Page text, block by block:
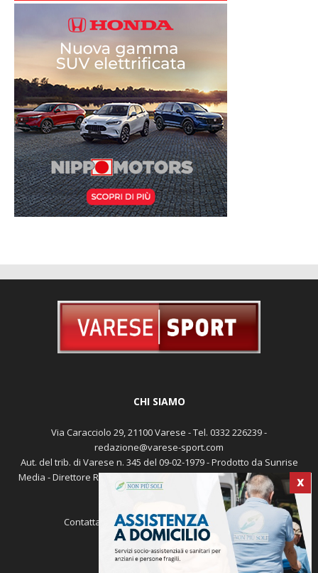
X
CHI SIAMO
Via Caracciolo 29, 21100 Varese - Tel. 0332 226239 -
redazione@varese-sport.com
Aut. del trib. di Varese n. 345 del 09-02-1979 - Prodotto da Sunrise
Media - Direttore Responsabile: Michele Marocco -Cookie policy
Pubblicità
Contattaci: redazione@varese-sport.com